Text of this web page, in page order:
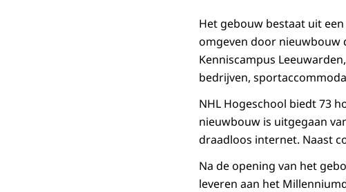
Het gebouw bestaat uit
omgeven door nieuwbouw
Kenniscampus
bedrijven,
NHL Hogeschool biedt 73
nieuwbouw is uitgegaan
draadloos internet. Naast
Na de opening van het
leveren aan het